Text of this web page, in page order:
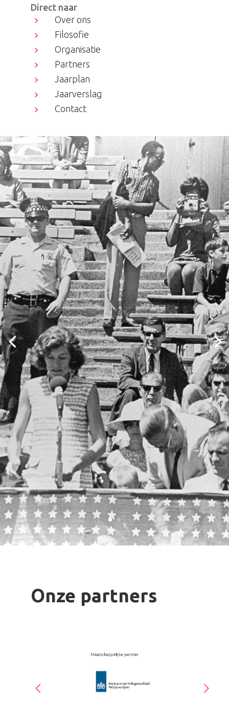
Direct naar
5
Over ons
5
Filosofie
5
Organisatie
5
Partners
5
Jaarplan
5
Jaarverslag
5
Contact
Onze partners